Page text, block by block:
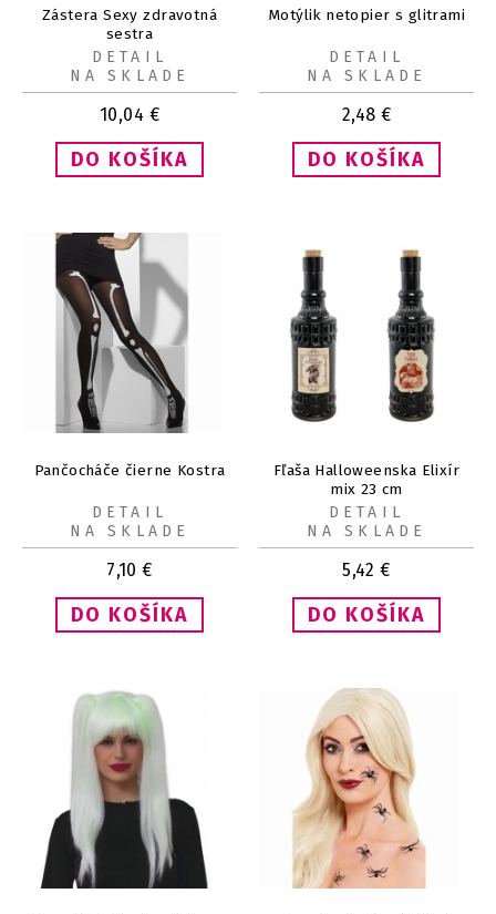
Zástera Sexy zdravotná
sestra
10,04 €
DETAIL
NA SKLADE
Motýlik netopier s glitrami
2,48 €
DETAIL
NA SKLADE
Pančocháče čierne Kostra
7,10 €
DETAIL
NA SKLADE
Fľaša Halloweenska Elixír
mix 23 cm
5,42 €
DETAIL
NA SKLADE